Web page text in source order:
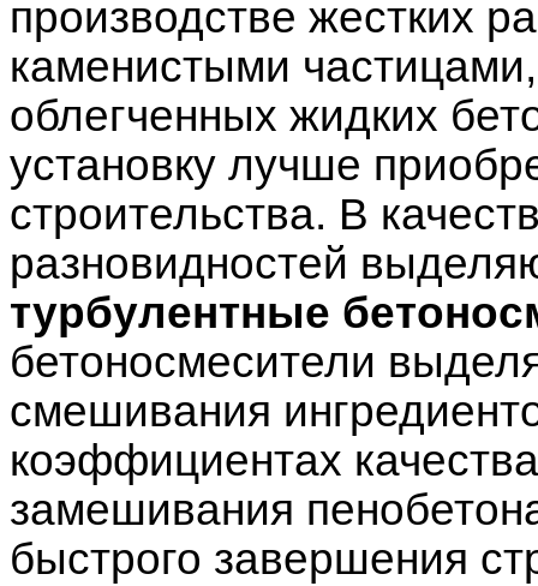
производстве жестких
каменистыми
облегченных жидких
установку лучше
строительства. В
разновидностей
турбулентные
бетоносмесители
смешивания
коэффициентах
замешивания
быстрого завершения